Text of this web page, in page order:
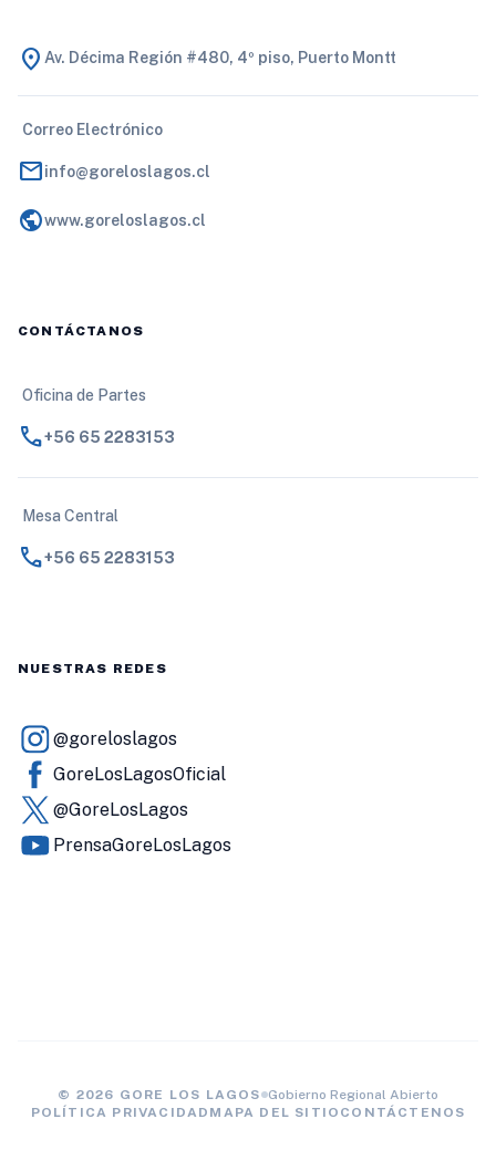
location_on Av. Décima Región #480, 4º piso, Puerto Montt
Correo Electrónico
mailinfo@goreloslagos.cl
publicwww.goreloslagos.cl
CONTÁCTANOS
Oficina de Partes
call+56 65 2283153
Mesa Central
call+56 65 2283153
NUESTRAS REDES
@goreloslagos
GoreLosLagosOficial
@GoreLosLagos
PrensaGoreLosLagos
© 2026 GORE LOS LAGOS Gobierno Regional Abierto
POLÍTICA PRIVACIDAD MAPA DEL SITIO CONTÁCTENOS